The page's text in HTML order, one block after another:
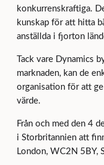
konkurrenskraftiga.
kunskap för att hitta
anställda i fjorton
Tack vare Dynamics
marknaden, kan de
organisation för att
värde.
Från och med den 4
i Storbritannien att
London, WC2N 5BY,